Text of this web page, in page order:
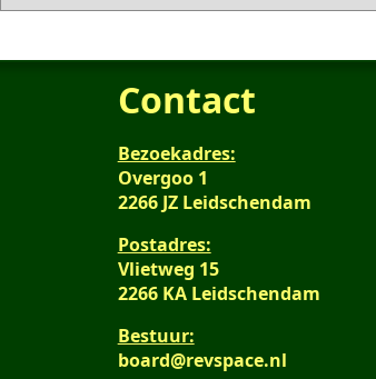
Contact
Bezoekadres:
Overgoo 1
2266 JZ Leidschendam
Postadres:
Vlietweg 15
2266 KA Leidschendam
Bestuur:
board@revspace.nl